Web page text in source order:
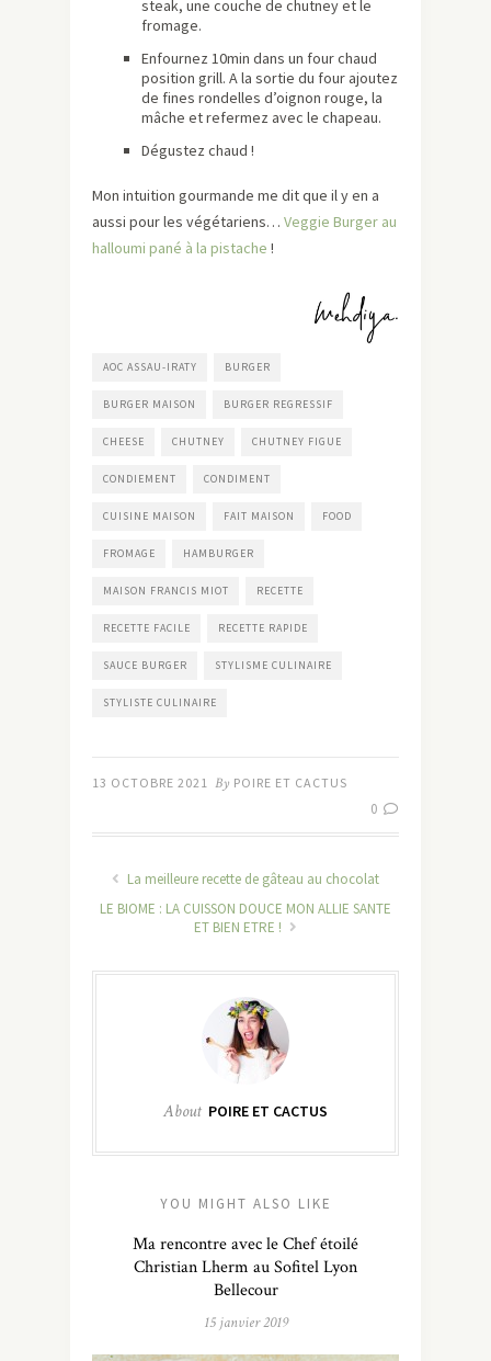
steak, une couche de chutney et le
fromage.
Enfournez 10min dans un four chaud
position grill. A la sortie du four ajoutez
de fines rondelles d’oignon rouge, la
mâche et refermez avec le chapeau.
Dégustez chaud !
Mon intuition gourmande me dit que il y en a
aussi pour les végétariens… Veggie Burger au
halloumi pané à la pistache !
AOC ASSAU-IRATY BURGER
BURGER MAISON BURGER REGRESSIF
CHEESE CHUTNEY CHUTNEY FIGUE
CONDIEMENT CONDIMENT
CUISINE MAISON FAIT MAISON FOOD
FROMAGE HAMBURGER
MAISON FRANCIS MIOT RECETTE
RECETTE FACILE RECETTE RAPIDE
SAUCE BURGER STYLISME CULINAIRE
STYLISTE CULINAIRE
13 OCTOBRE 2021 By POIRE ET CACTUS
0
La meilleure recette de gâteau au chocolat
LE BIOME : LA CUISSON DOUCE MON ALLIE SANTE
ET BIEN ETRE !
About POIRE ET CACTUS
YOU MIGHT ALSO LIKE
Ma rencontre avec le Chef étoilé
Christian Lherm au Sofitel Lyon
Bellecour
15 janvier 2019